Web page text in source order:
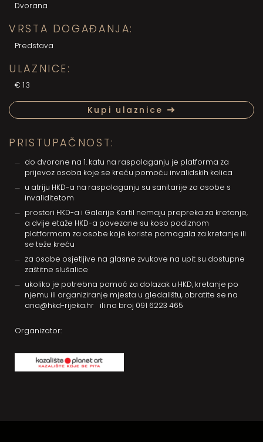
Dvorana
VRSTA DOGAĐANJA:
Predstava
ULAZNICE:
€13
Kupi ulaznice
PRISTUPAČNOST:
do dvorane na 1. katu na raspolaganju je platforma za
prijevoz osoba koje se kreću pomoću invalidskih kolica
u atriju HKD-a na raspolaganju su sanitarije za osobe s
invaliditetom
prostori HKD-a i Galerije Kortil nemaju prepreka za kretanje,
a dvije etaže HKD-a povezane su koso podiznom
platformom za osobe koje koriste pomagala za kretanje ili
se teže kreću
za osobe osjetljive na glasne zvukove na upit su dostupne
zaštitne slušalice
ukoliko je potrebna pomoć za dolazak u HKD, kretanje po
njemu ili organiziranje mjesta u gledalištu, obratite se na
ana@hkd-rijeka.hr
ili na broj 091 6223 465
Organizator: